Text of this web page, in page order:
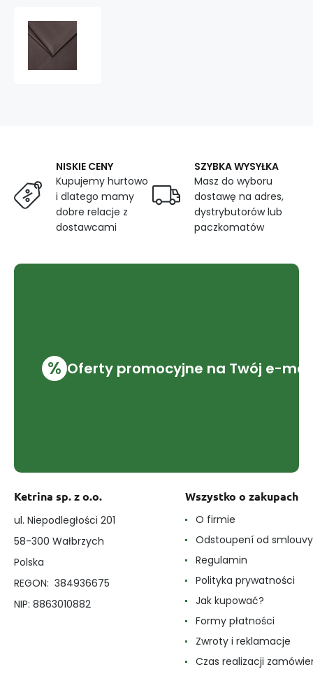
Elephant
NISKIE CENY
Kupujemy hurtowo
i dlatego mamy
dobre relacje z
dostawcami
SZYBKA WYSYŁKA
Masz do wyboru
dostawę na adres,
dystrybutorów lub
paczkomatów
% Oferty promocyjne na Twój e-mail
Ketrina sp. z o.o.
ul. Niepodległości 201
58-300 Wałbrzych
Polska
REGON: 384936675
NIP: 8863010882
Wszystko o zakupach
O firmie
Odstoupení od smlouvy
Regulamin
Polityka prywatności
Jak kupować?
Formy płatności
Zwroty i reklamacje
Czas realizacji